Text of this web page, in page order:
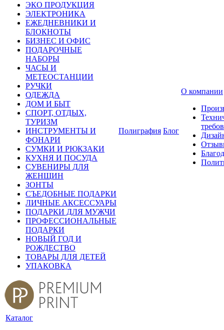
ЭКО ПРОДУКЦИЯ
ЭЛЕКТРОНИКА
ЕЖЕДНЕВНИКИ И
БЛОКНОТЫ
БИЗНЕС И ОФИС
ПОДАРОЧНЫЕ
НАБОРЫ
ЧАСЫ И
МЕТЕОСТАНЦИИ
РУЧКИ
ОДЕЖДА
ДОМ И БЫТ
СПОРТ, ОТДЫХ,
ТУРИЗМ
ИНСТРУМЕНТЫ И
ФОНАРИ
СУМКИ И РЮКЗАКИ
КУХНЯ И ПОСУДА
СУВЕНИРЫ ДЛЯ
ЖЕНЩИН
ЗОНТЫ
СЪЕДОБНЫЕ ПОДАРКИ
ЛИЧНЫЕ АКСЕССУАРЫ
ПОДАРКИ ДЛЯ МУЖЧИ
ПРОФЕССИОНАЛЬНЫЕ
ПОДАРКИ
НОВЫЙ ГОД И
РОЖДЕСТВО
ТОВАРЫ ДЛЯ ДЕТЕЙ
УПАКОВКА
Полиграфия Блог
О компании
Каталог